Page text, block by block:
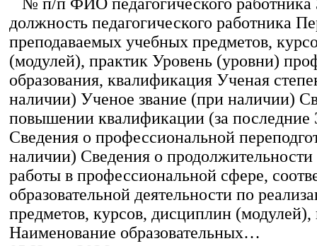
№ п/п ФИО педагогического работника
должность педагогического работника
преподаваемых учебных предметов,
(модулей), практик Уровень (уровни)
образования, квалификация Ученая
наличии) Ученое звание (при наличии)
повышении квалификации (за последние
Сведения о профессиональной
наличии) Сведения о
работы в профессиональной сфере,
образовательной деятельности по
предметов, курсов, дисциплин (модулей),
Наименование образовательных…